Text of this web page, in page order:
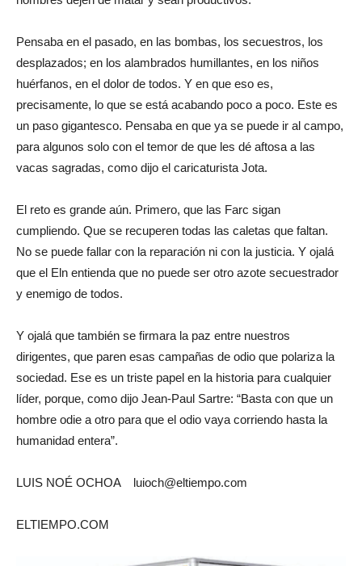
Pensaba en el pasado, en las bombas, los secuestros, los
desplazados; en los alambrados humillantes, en los niños
huérfanos, en el dolor de todos. Y en que eso es,
precisamente, lo que se está acabando poco a poco. Este es
un paso gigantesco. Pensaba en que ya se puede ir al campo,
para algunos solo con el temor de que les dé aftosa a las
vacas sagradas, como dijo el caricaturista Jota.
El reto es grande aún. Primero, que las Farc sigan
cumpliendo. Que se recuperen todas las caletas que faltan.
No se puede fallar con la reparación ni con la justicia. Y ojalá
que el Eln entienda que no puede ser otro azote secuestrador
y enemigo de todos.
Y ojalá que también se firmara la paz entre nuestros
dirigentes, que paren esas campañas de odio que polariza la
sociedad. Ese es un triste papel en la historia para cualquier
líder, porque, como dijo Jean-Paul Sartre: “Basta con que un
hombre odie a otro para que el odio vaya corriendo hasta la
humanidad entera”.
LUIS NOÉ OCHOA luioch@eltiempo.com
ELTIEMPO.COM